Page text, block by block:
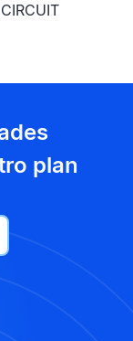
plan